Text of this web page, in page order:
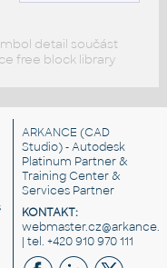
detail součást
free block library
ARKANCE (CAD
Studio) - Autodesk
Platinum Partner &
Training Center &
Services Partner
KONTAKT:
| tel. +420 910 970 111